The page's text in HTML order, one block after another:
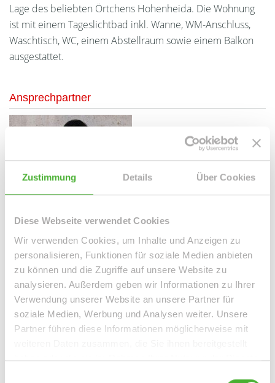
Zustimmung Details Über Cookies
Diese Webseite verwendet Cookies
Wir verwenden Cookies, um Inhalte und Anzeigen zu
personalisieren, Funktionen für soziale Medien anbieten
zu können und die Zugriffe auf unsere Website zu
analysieren. Außerdem geben wir Informationen zu Ihrer
Verwendung unserer Website an unsere Partner für
soziale Medien, Werbung und Analysen weiter. Unsere
Partner führen diese Informationen möglicherweise mit
haben oder die sie im Rahmen Ihrer Nutzung der Dienste
Lage des beliebten Örtchens Hohenheida. Die Wohnung
ist mit einem Tageslichtbad inkl. Wanne, WM-Anschluss,
Waschtisch, WC, einem Abstellraum sowie einem Balkon
ausgestattet.
Ansprechpartner
Frau Peggy Günther
Telefon: 004934298549070
Telefax: 004934298549075
Mobil: 004915254250755
info@le-apis-immobilien.de
Downloads